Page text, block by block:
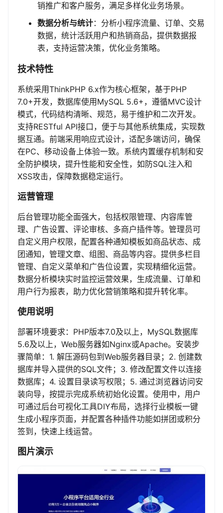
销推广和客户服务，满足多样化业务场景。
数据分析与统计：分析小程序流量、订单、交易
数据，统计活跃用户和热销商品，提供数据报
表，支持运营决策，优化业务策略。
技术特性
系统采用ThinkPHP 6.x作为核心框架，基于PHP
7.0+开发，数据库使用MySQL 5.6+，遵循MVC设计
模式，代码结构清晰、规范，易于维护和二次开发。
支持RESTful API接口，便于与其他系统集成，实现数
据互通。前端采用响应式设计，适配多端访问，确保
在PC、移动设备上体验一致。系统内置缓存机制和安
全防护模块，提升性能和安全性，如防SQL注入和
XSS攻击，保障数据稳定运行。
运营管理
后台管理功能全面强大，包括权限管理、内容库管
理、广告设置、评论审核、多商户插件等。管理员可
自定义用户权限，配置各种通知模板如商品状态、成
团通知，管理文章、组图、商品等内容。提供多栏目
管理、自定义菜单和广告位设置，实现精细化运营。
数据分析模块实时监控运营效果，生成流量、订单和
用户行为报表，助力优化营销策略和提升转化率。
使用说明
部署环境要求：PHP版本7.0及以上，MySQL数据库
5.6及以上，Web服务器如Nginx或Apache。安装步
骤简单：1. 解压源码包到Web服务器目录；2. 创建数
据库并导入提供的SQL文件；3. 修改配置文件以连接
数据库；4. 设置目录读写权限；5. 通过浏览器访问安
装向导，按提示完成系统初始化设置。使用中，用户
可通过后台可视化工具DIY布局，选择行业模板一键
生成小程序页面，并配置各种插件功能如拼团或积分
签到，快速上线运营。
图片演示